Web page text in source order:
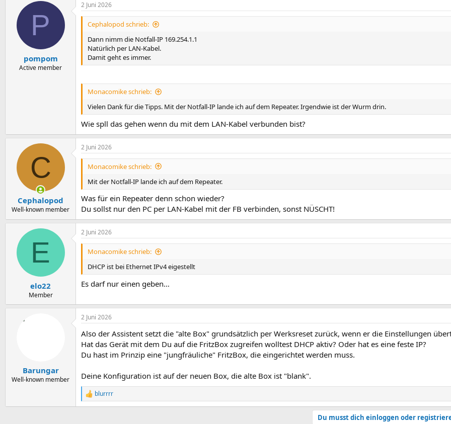
P
pompom
Active member
2 Juni 2026
Cephalopod schrieb:
Dann nimm die Notfall-IP 169.254.1.1
Natürlich per LAN-Kabel.
Damit geht es immer.
Monacomike schrieb:
Vielen Dank für die Tipps. Mit der Notfall-IP lande ich auf dem Repeater. Irgendwie ist der Wurm drin.
Wie spll das gehen wenn du mit dem LAN-Kabel verbunden bist?
C
Cephalopod
Well-known member
2 Juni 2026
Monacomike schrieb:
Mit der Notfall-IP lande ich auf dem Repeater.
Was für ein Repeater denn schon wieder?
Du sollst nur den PC per LAN-Kabel mit der FB verbinden, sonst NÜSCHT!
E
elo22
Member
2 Juni 2026
Monacomike schrieb:
DHCP ist bei Ethernet IPv4 eigestellt
Es darf nur einen geben…
Barungar
Well-known member
2 Juni 2026
Also der Assistent setzt die "alte Box" grundsätzlich per Werksreset zurück, wenn er die Einstellungen
Hat das Gerät mit dem Du auf die FritzBox zugreifen wolltest DHCP aktiv? Oder hat es eine feste IP?
Du hast im Prinzip eine "jungfräuliche" FritzBox, die eingerichtet werden muss.
Deine Konfiguration ist auf der neuen Box, die alte Box ist "blank".
R
e
blurrrr
Du musst dich einloggen oder